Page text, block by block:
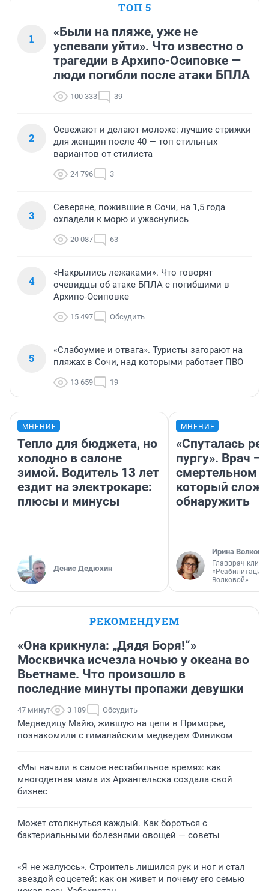
ТОП 5
1
«Были на пляже, уже не
успевали уйти». Что известно о
трагедии в Архипо-Осиповке —
люди погибли после атаки БПЛА
100 333 39
2
Освежают и делают моложе: лучшие стрижки
для женщин после 40 — топ стильных
вариантов от стилиста
24 796 3
3
Северяне, пожившие в Сочи, на 1,5 года
охладели к морю и ужаснулись
20 087 63
4
«Накрылись лежаками». Что говорят
очевидцы об атаке БПЛА с погибшими в
Архипо-Осиповке
15 497 Обсудить
5
«Слабоумие и отвага». Туристы загорают на
пляжах в Сочи, над которыми работает ПВО
13 659 19
МНЕНИЕ
Тепло для бюджета, но
холодно в салоне
зимой. Водитель 13 лет
ездит на электрокаре:
плюсы и минусы
Денис Дедюхин
МНЕНИЕ
«Спуталась
пургу». Врач —
смертельном
который
обнаружить
Ирина Волкова
Главврач
«Реабилитация
Волковой»
РЕКОМЕНДУЕМ
«Она крикнула: „Дядя Боря!“»
Москвичка исчезла ночью у океана во
Вьетнаме. Что произошло в
последние минуты пропажи девушки
47 минут 3 189 Обсудить
Медведицу Майю, жившую на цепи в Приморье,
познакомили с гималайским медведем Фиником
«Мы начали в самое нестабильное время»: как
многодетная мама из Архангельска создала свой
бизнес
Может столкнуться каждый. Как бороться с
бактериальными болезнями овощей — советы
«Я не жалуюсь». Строитель лишился рук и ног и стал
звездой соцсетей: как он живет и почему его семью